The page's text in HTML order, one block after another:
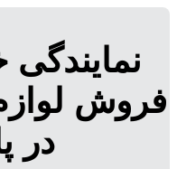
فروش
در